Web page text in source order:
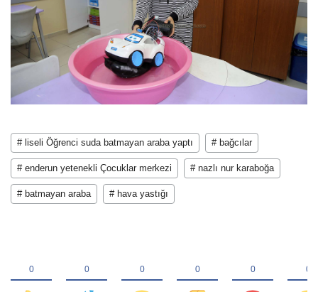
# liseli Öğrenci suda batmayan araba yaptı # bağcılar
# enderun yetenekli Çocuklar merkezi # nazlı nur karaboğa
# batmayan araba # hava yastığı